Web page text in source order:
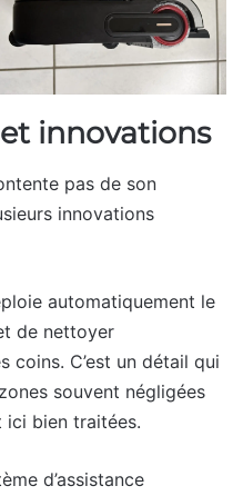
innovations
pas de son
innovations
automatiquement le
de nettoyer
coins. C’est un détail qui
souvent négligées
ici bien traitées.
d’assistance